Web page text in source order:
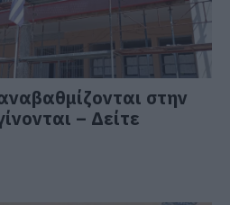
στην
– Δείτε